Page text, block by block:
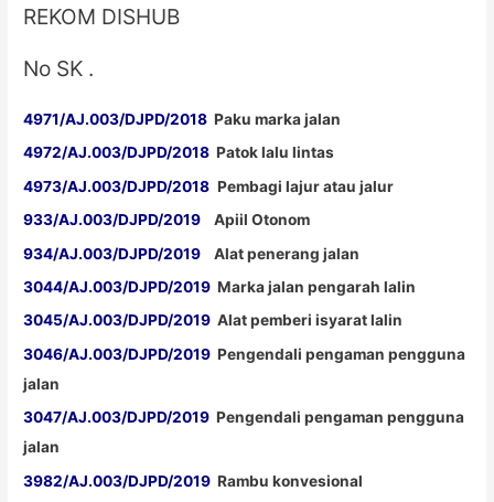
REKOM DISHUB
No SK .
4971/AJ.003/DJPD/2018 Paku marka jalan
4972/AJ.003/DJPD/2018 Patok lalu lintas
4973/AJ.003/DJPD/2018 Pembagi lajur atau jalur
933/AJ.003/DJPD/2019 Apiil Otonom
934/AJ.003/DJPD/2019 Alat penerang jalan
3044/AJ.003/DJPD/2019 Marka jalan pengarah lalin
3045/AJ.003/DJPD/2019 Alat pemberi isyarat lalin
3046/AJ.003/DJPD/2019 Pengendali pengaman pengguna
jalan
3047/AJ.003/DJPD/2019 Pengendali pengaman pengguna
jalan
3982/AJ.003/DJPD/2019 Rambu konvesional